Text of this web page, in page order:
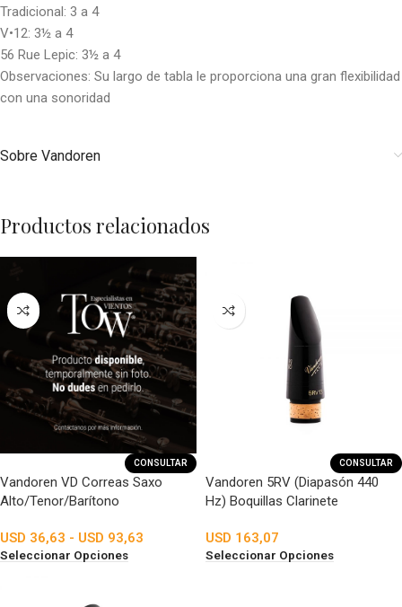
Tradicional: 3 a 4
V•12: 3½ a 4
56 Rue Lepic: 3½ a 4
Observaciones: Su largo de tabla le proporciona una gran flexibilidad
con una sonoridad
Sobre Vandoren
Productos relacionados
CONSULTAR
Vandoren VD Correas Saxo
Alto/Tenor/Barítono
USD 36,63 - USD 93,63
Seleccionar Opciones
CONSULTAR
Vandoren 5RV (Diapasón 440
Hz) Boquillas Clarinete
USD 163,07
Seleccionar Opciones